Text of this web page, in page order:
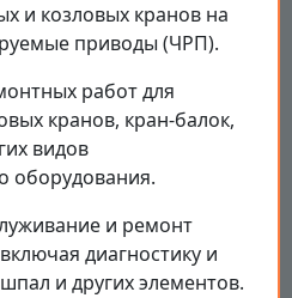
и козловых кранов на
приводы (ЧРП).
работ для
кранов, кран-балок,
видов
оборудования.
и ремонт
диагностику и
и других элементов.